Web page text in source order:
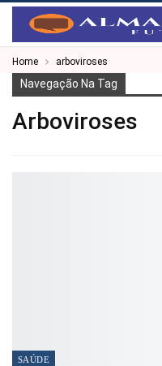
Home arboviroses
Navegação Na Tag
Arboviroses
SAÚDE